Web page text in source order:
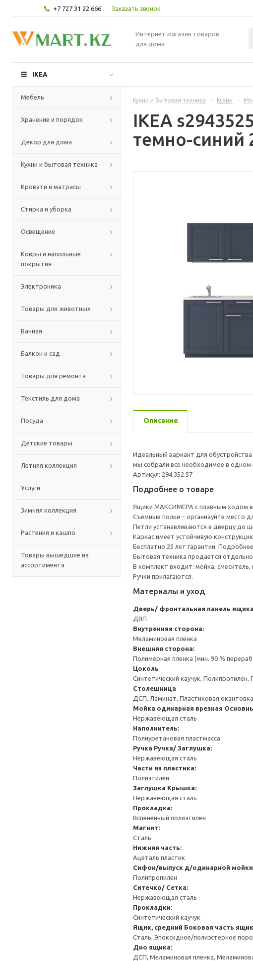
+7 727 31 22 666 Заказать звонок
Интернет магазин товаров
для дома
IKEA
Мебель
Хранение и порядок
Декор для дома
Кухни и бытовая техника
Кровати и матрасы
Стирка и уборка
Освещение
Ковры и напольные
покрытия
Электроника
Товары для животных
Ванная
Балкон и сад
Товары для ремонта
Текстиль для дома
Посуда
Детские товары
Летняя коллекция
Услуги
Зимняя коллекция
Растения и кашпо
Товары вышедшие из
ассортимента
Кухни и бытовая техника - Кухни -
IKEA
темно-синий
Описание
Идеальный вариант для
мы собрали все необходимое в одном
Артикул: 294.352.57
Подробнее о товаре
Ящики МАКСИМЕРА с плавным ходом
Съемные полки – организуйте место
Петли устанавливаются в дверцу до
Каркас имеет устойчивую
Бесплатно 25 лет гарантии.
Бытовая техника продается
В комплект входит: мойка,
Ручки прилагаются.
Материалы и уход
Дверь/ фронтальная панель ящика
ДВП
Внутренняя сторона:
Меламиновая пленка
Внешняя сторона:
Полимерная пленка (мин. 90 %
Цоколь
Синтетический каучук,
Столешница
ДСП, Ламинат, Пластиковая
Мойка одинарная врезная
Нержавеющая сталь
Наполнитель:
Полиуретановая пластмасса
Ручка Ручка/ Заглушка:
Нержавеющая сталь
Части из пластика:
Полиэтилен
Заглушка Крышка:
Нержавеющая сталь
Прокладка:
Вспененный полиэтилен
Магнит:
Сталь
Нижняя часть:
Ацеталь пластик
Сифон/выпуск д/одинарной мойки
Полипропилен
Ситечко/ Сетка:
Нержавеющая сталь
Прокладки:
Синтетический каучук
Ящик, средний Боковая часть
Сталь, Эпоксидное/полиэстерное
Дно ящика:
ДСП, Меламиновая пленка,